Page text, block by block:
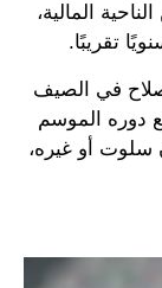
المالية،
في الصيف
دوره الموسم
سلوت أو غيره،